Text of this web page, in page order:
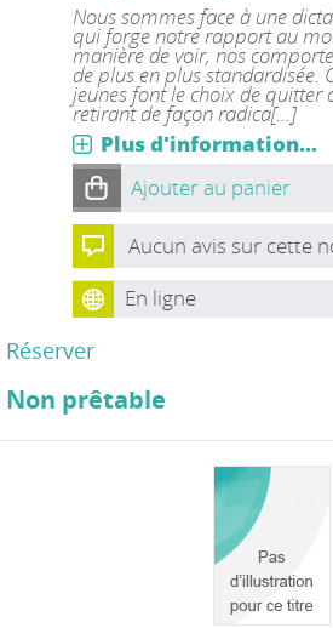
Nous sommes face à une
qui forge notre rapport au
manière de voir, nos
de plus en plus standardisée.
jeunes font le choix de quitter
retirant de façon radica[...]
Plus d'information...
Ajouter au panier
Aucun avis sur cette
En ligne
Réserver
Non prêtable